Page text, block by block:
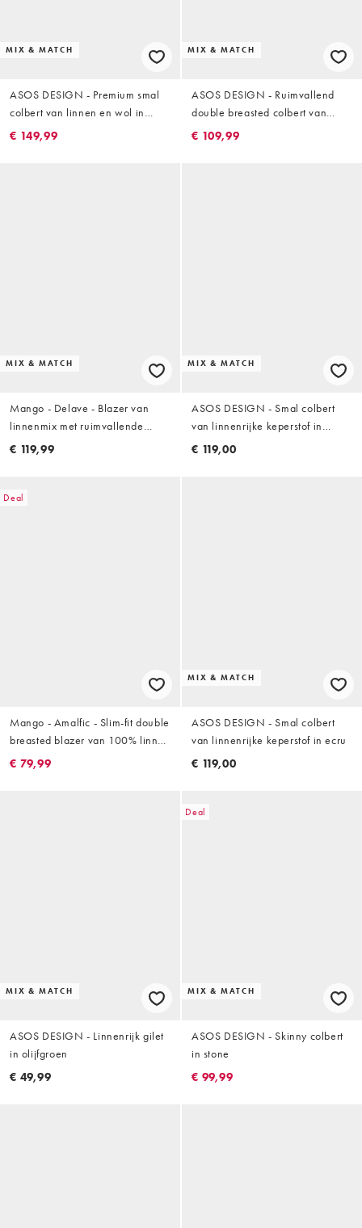
MIX & MATCH
ASOS DESIGN - Premium smal
colbert van linnen en wol in
lichtblauw
€ 149,99
MIX & MATCH
ASOS DESIGN - Ruimvallend
double breasted colbert van
linnenmix in stone
€ 109,99
MIX & MATCH
Mango - Delave - Blazer van
linnenmix met ruimvallende
pasvorm in olijfgroen, deel van
€ 119,99
MIX & MATCH
ASOS DESIGN - Smal colbert
van linnenrijke keperstof in
marineblauw
€ 119,00
Deal
Mango - Amalfic - Slim-fit double
breasted blazer van 100% linnen
in ecru
€ 79,99
MIX & MATCH
ASOS DESIGN - Smal colbert
van linnenrijke keperstof in ecru
€ 119,00
MIX & MATCH
ASOS DESIGN - Linnenrijk gilet
in olijfgroen
€ 49,99
Deal
MIX & MATCH
ASOS DESIGN - Skinny colbert
in stone
€ 99,99